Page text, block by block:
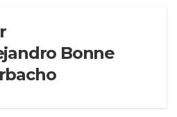
Bonne